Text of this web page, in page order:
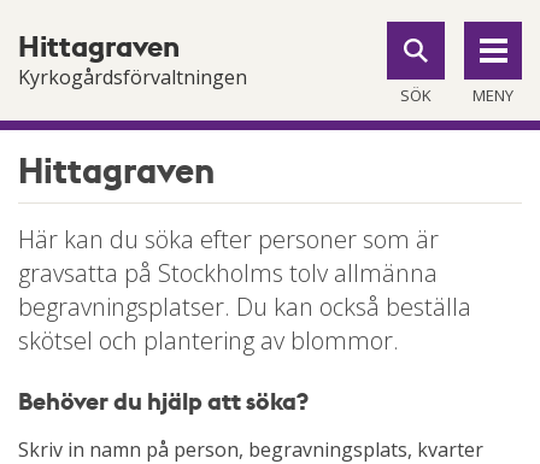
navigationen
innehållet
Hittagraven
Kyrkogårdsförvaltningen
SÖK MENY
Hittagraven
Här kan du söka efter personer som är
gravsatta på Stockholms tolv allmänna
begravningsplatser. Du kan också beställa
skötsel och plantering av blommor.
Behöver du hjälp att söka?
Skriv in namn på person, begravningsplats, kvarter